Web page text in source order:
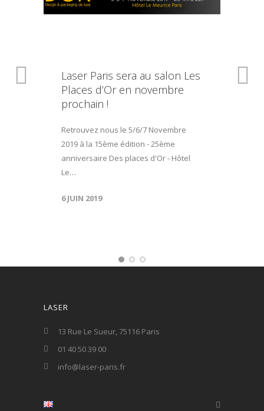
Laser Paris sera au salon Les
Places d’Or en novembre
prochain !
Retrouvez nous le 5/6/7 Novembre
2019 à la 15ème édition - 25ème
anniversaire Des places d'Or - Hôtel
Le…
6 JUIN 2019
LASER
13 Rue Le Sueur, 75116 Paris
01 40 50 39 00
info@laser-paris.fr